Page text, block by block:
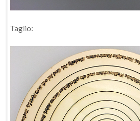
Taglio: